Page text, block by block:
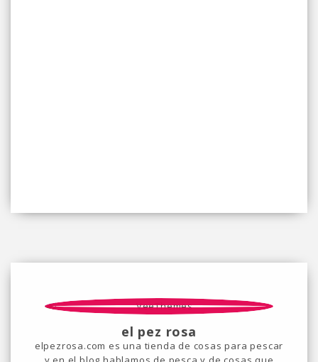
el pez rosa
elpezrosa.com es una tienda de cosas para pescar